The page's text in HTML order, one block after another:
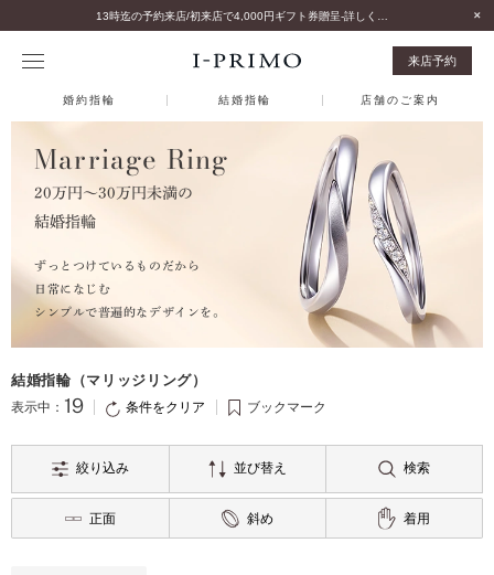
来店予約
婚約指輪 結婚指輪 店舗のご案内
Marriage Ring
20万円～30万円未満の
結婚指輪
ずっとつけているものだから
日常になじむ
シンプルで普遍的なデザインを。
結婚指輪（マリッジリング）
表示中： 19 条件をクリア ブックマーク
絞り込み 並び替え 検索
正面 斜め 着用